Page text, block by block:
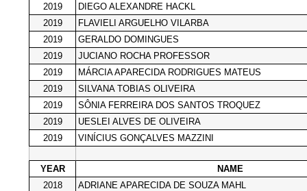
2019
DIEGO ALEXANDRE HACKL
2019
FLAVIELI ARGUELHO VILARBA
2019
GERALDO DOMINGUES
2019
JUCIANO ROCHA PROFESSOR
2019
MÁRCIA APARECIDA RODRIGUES MATEUS
2019
SILVANA TOBIAS OLIVEIRA
2019
SÔNIA FERREIRA DOS SANTOS TROQUEZ
2019
UESLEI ALVES DE OLIVEIRA
2019
VINÍCIUS GONÇALVES MAZZINI
YEAR
NAME
2018
ADRIANE APARECIDA DE SOUZA MAHL